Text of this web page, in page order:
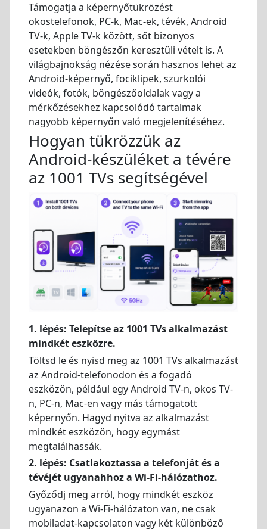
Támogatja a képernyőtükrözést
okostelefonok, PC-k, Mac-ek, tévék, Android
TV-k, Apple TV-k között, sőt bizonyos
esetekben böngészőn keresztüli vételt is. A
világbajnokság nézése során hasznos lehet az
Android-képernyő, fociklipek, szurkolói
videók, fotók, böngészőoldalak vagy a
mérkőzésekhez kapcsolódó tartalmak
nagyobb képernyőn való megjelenítéséhez.
Hogyan tükrözzük az
Android-készüléket a tévére
az 1001 TVs segítségével
1. lépés: Telepítse az 1001 TVs alkalmazást
mindkét eszközre.
Töltsd le és nyisd meg az 1001 TVs alkalmazást
az Android-telefonodon és a fogadó
eszközön, például egy Android TV-n, okos TV-
n, PC-n, Mac-en vagy más támogatott
képernyőn. Hagyd nyitva az alkalmazást
mindkét eszközön, hogy egymást
megtalálhassák.
2. lépés: Csatlakoztassa a telefonját és a
tévéjét ugyanahhoz a Wi-Fi-hálózathoz.
Győződj meg arról, hogy mindkét eszköz
ugyanazon a Wi-Fi-hálózaton van, ne csak
mobiladat-kapcsolaton vagy két különböző